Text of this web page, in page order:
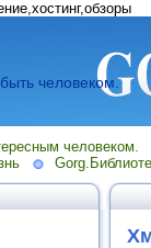
человеком.
человеком.